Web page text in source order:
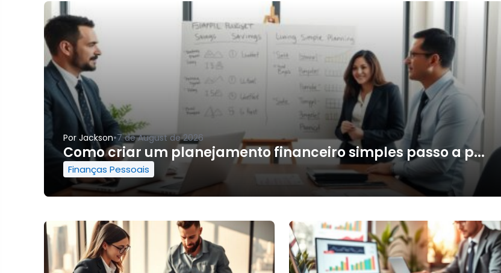
Por Jackson•7 de August de 2026
Como criar um planejamento financeiro simples passo a p...
Finanças Pessoais